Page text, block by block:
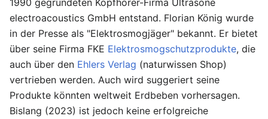
electroacoustics GmbH entstand. Florian König wurde
in der Presse als "Elektrosmogjäger" bekannt. Er bietet
über seine Firma FKE Elektrosmogschutzprodukte, die
auch über den Ehlers Verlag (naturwissen Shop)
vertrieben werden. Auch wird suggeriert seine
Produkte könnten weltweit Erdbeben vorhersagen.
Bislang (2023) ist jedoch keine erfolgreiche